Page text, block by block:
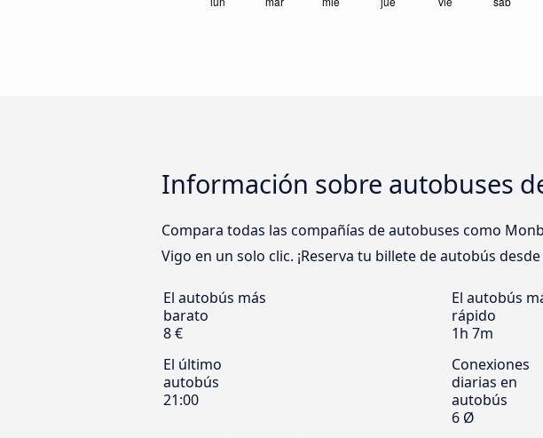
Información sobre autobuses
Compara todas las compañías de autobuses como
Vigo en un solo clic. ¡Reserva tu billete de autobús
El autobús más
barato
8 €
El autobús
rápido
1h 7m
El último
autobús
21:00
Conexiones
diarias en
autobús
6 Ø